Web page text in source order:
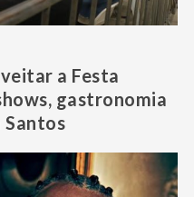
a Festa
gastronomia